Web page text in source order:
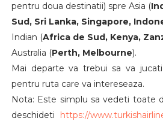
pentru doua destinatii) spre Asia (
Sud, Sri Lanka, Singapore,
Indian (Africa de Sud, Kenya,
Australia (Perth, Melbourne).
Mai departe va trebui sa va
pentru ruta care va intereseaza.
Nota: Este simplu sa vedeti toate
deschideti https://